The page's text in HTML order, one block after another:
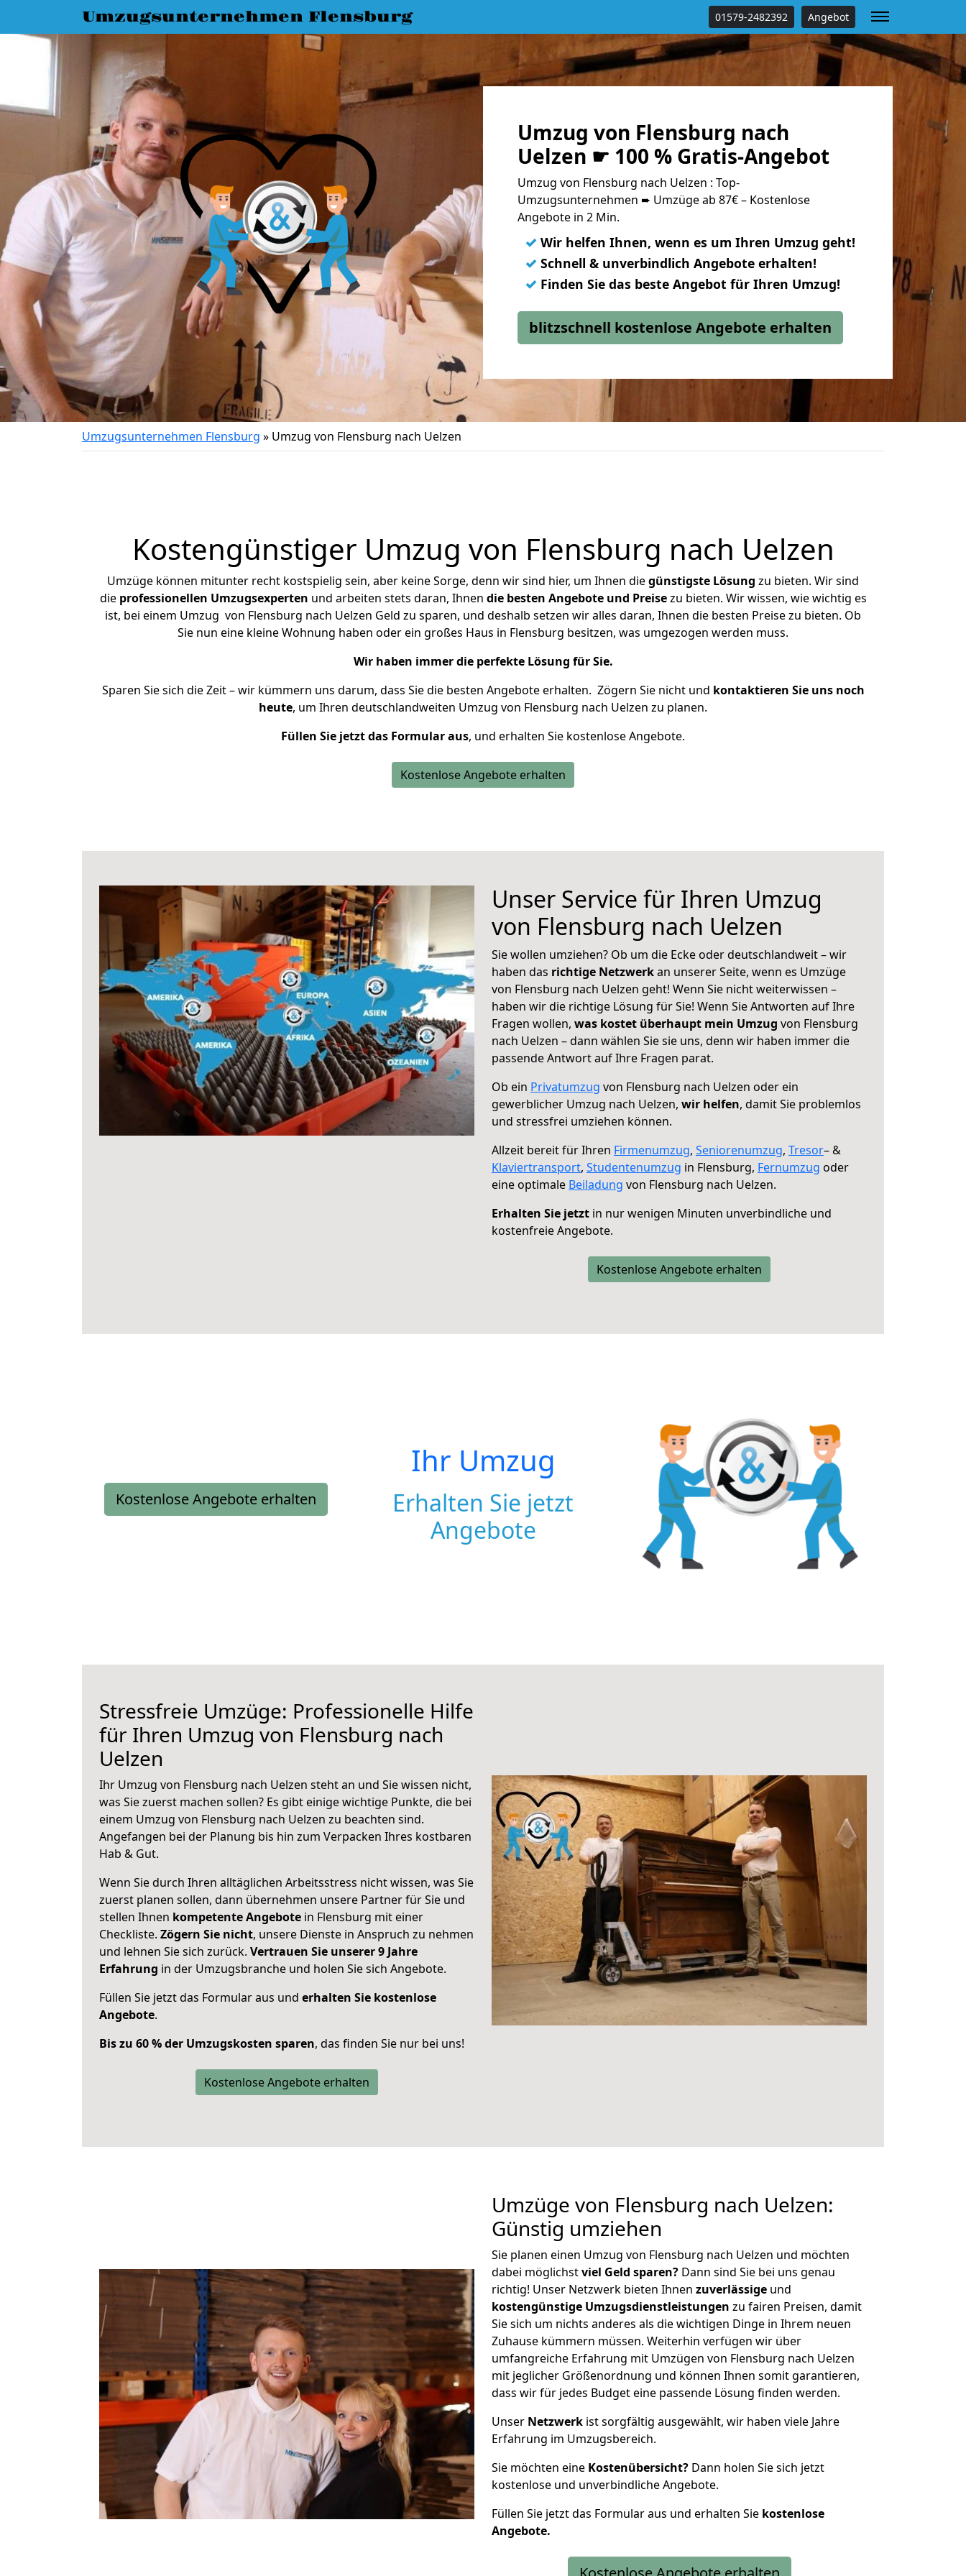
Umzugsunternehmen Flensburg 01579-2482392 Angebot
Umzug von Flensburg nach
Uelzen ☛ 100 % Gratis-Angebot
Umzug von Flensburg nach Uelzen : Top-
Umzugsunternehmen ➨ Umzüge ab 87€ – Kostenlose
Angebote in 2 Min.
✓ Wir helfen Ihnen, wenn es um Ihren Umzug geht!
✓ Schnell & unverbindlich Angebote erhalten!
✓ Finden Sie das beste Angebot für Ihren Umzug!
blitzschnell kostenlose Angebote erhalten
Umzugsunternehmen Flensburg » Umzug von Flensburg nach Uelzen
Kostengünstiger Umzug von Flensburg nach Uelzen
Umzüge können mitunter recht kostspielig sein, aber keine Sorge, denn wir sind hier, um Ihnen diegünstigste Lösung zu bieten. Wir sind
die professionellen Umzugsexperten und arbeiten stets daran, Ihnen die besten Angebote und Preisezu bieten. Wir wissen, wie wichtig es
ist, bei einem Umzug von Flensburg nach Uelzen Geld zu sparen, und deshalb setzen wir alles daran, Ihnen die besten Preise zu bieten. Ob
Sie nun eine kleine Wohnung haben oder ein großes Haus in Flensburg besitzen, was umgezogen werden muss.
Wir haben immer die perfekte Lösung für Sie.
Sparen Sie sich die Zeit – wir kümmern uns darum, dass Sie die besten Angebote erhalten. Zögern Sie nicht und kontaktieren Sie uns noch
heute, um Ihren deutschlandweiten Umzug von Flensburg nach Uelzen zu planen.
Füllen Sie jetzt das Formular aus, und erhalten Sie kostenlose Angebote.
Kostenlose Angebote erhalten
Unser Service für Ihren Umzug
von Flensburg nach Uelzen
Sie wollen umziehen? Ob um die Ecke oder deutschlandweit – wir
haben das richtige Netzwerkan unserer Seite, wenn es Umzüge
von Flensburg nach Uelzen geht! Wenn Sie nicht weiterwissen –
haben wir die richtige Lösung für Sie! Wenn Sie Antworten auf Ihre
Fragen wollen, was kostet überhaupt mein Umzug von Flensburg
nach Uelzen – dann wählen Sie sie uns, denn wir haben immer die
passende Antwort auf Ihre Fragen parat.
Ob ein Privatumzug von Flensburg nach Uelzen oder ein
gewerblicher Umzug nach Uelzen, wir helfen, damit Sie problemlos
und stressfrei umziehen können.
Allzeit bereit für Ihren Firmenumzug, Seniorenumzug, Tresor– &
Klaviertransport, Studentenumzug in Flensburg, Fernumzug oder
eine optimale Beiladung von Flensburg nach Uelzen.
Erhalten Sie jetzt in nur wenigen Minuten unverbindliche und
kostenfreie Angebote.
Kostenlose Angebote erhalten
Kostenlose Angebote erhalten
Ihr Umzug
Erhalten Sie jetzt
Angebote
Stressfreie Umzüge: Professionelle Hilfe
für Ihren Umzug von Flensburg nach
Uelzen
Ihr Umzug von Flensburg nach Uelzen steht an und Sie wissen nicht,
was Sie zuerst machen sollen? Es gibt einige wichtige Punkte, die bei
einem Umzug von Flensburg nach Uelzen zu beachten sind.
Angefangen bei der Planung bis hin zum Verpacken Ihres kostbaren
Hab & Gut.
Wenn Sie durch Ihren alltäglichen Arbeitsstress nicht wissen, was Sie
zuerst planen sollen, dann übernehmen unsere Partner für Sie und
stellen Ihnen kompetente Angebote in Flensburg mit einer
Checkliste. Zögern Sie nicht, unsere Dienste in Anspruch zu nehmen
und lehnen Sie sich zurück. Vertrauen Sie unserer 9 Jahre
Erfahrung in der Umzugsbranche und holen Sie sich Angebote.
Füllen Sie jetzt das Formular aus und erhalten Sie kostenlose
Angebote.
Bis zu 60 % der Umzugskosten sparen, das finden Sie nur bei uns!
Kostenlose Angebote erhalten
Umzüge von Flensburg nach Uelzen:
Günstig umziehen
Sie planen einen Umzug von Flensburg nach Uelzen und möchten
dabei möglichstviel Geld sparen? Dann sind Sie bei uns genau
richtig! Unser Netzwerk bieten Ihnen zuverlässige und
kostengünstige Umzugsdienstleistungen zu fairen Preisen, damit
Sie sich um nichts anderes als die wichtigen Dinge in Ihrem neuen
Zuhause kümmern müssen. Weiterhin verfügen wir über
umfangreiche Erfahrung mit Umzügen von Flensburg nach Uelzen
mit jeglicher Größenordnung und können Ihnen somit garantieren,
dass wir für jedes Budget eine passende Lösung finden werden.
Unser Netzwerk ist sorgfältig ausgewählt, wir haben viele Jahre
Erfahrung im Umzugsbereich.
Sie möchten eine Kostenübersicht? Dann holen Sie sich jetzt
kostenlose und unverbindliche Angebote.
Füllen Sie jetzt das Formular aus und erhalten Sie kostenlose
Angebote.